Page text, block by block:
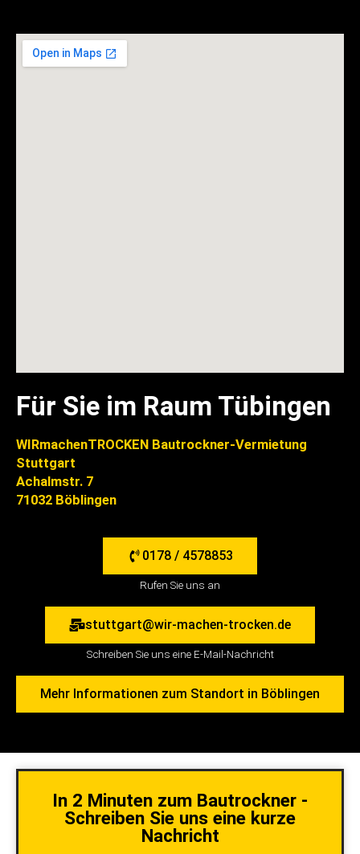
Für Sie im Raum Tübingen
WIRmachenTROCKEN Bautrockner-Vermietung
Stuttgart
Achalmstr. 7
71032 Böblingen
0178 / 4578853
Rufen Sie uns an
stuttgart@wir-machen-trocken.de
Schreiben Sie uns eine E-Mail-Nachricht
Mehr Informationen zum Standort in Böblingen
In 2 Minuten zum Bautrockner -
Schreiben Sie uns eine kurze
Nachricht